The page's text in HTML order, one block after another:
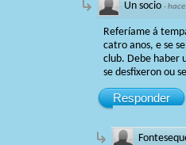
Un socio ·
Referíame á
catro anos, e se
club. Debe haber
se desfixeron ou
Responder